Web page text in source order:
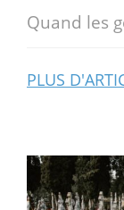
Quand les
PLUS